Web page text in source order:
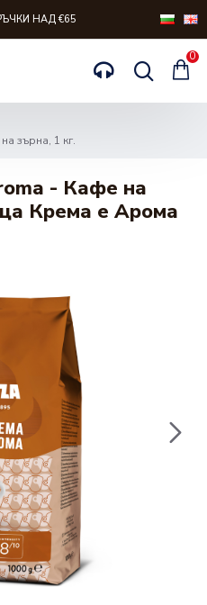
НАД €65
0
зърна, 1 кг.
- Кафе на
Крема е Арома